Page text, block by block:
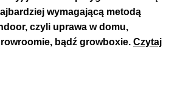
wymagającą metodą
czyli uprawa w domu,
bądź growboxie. Czytaj